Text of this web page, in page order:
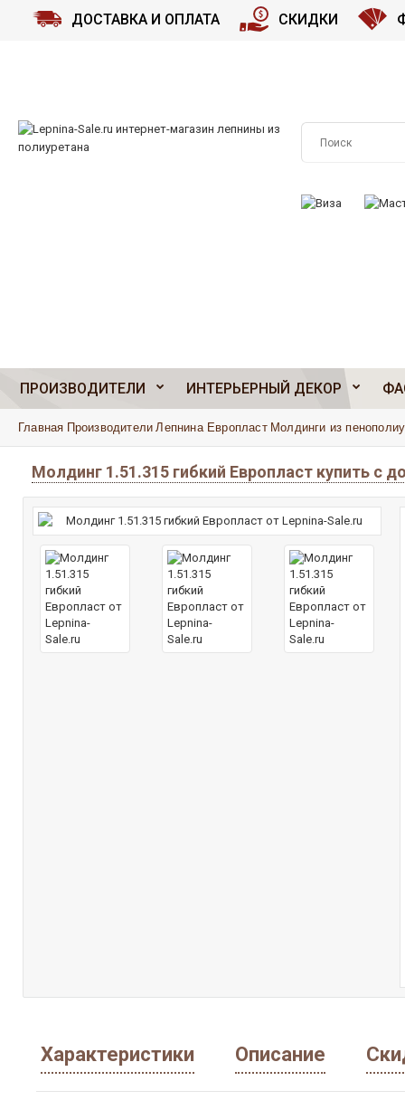
ДОСТАВКА И ОПЛАТА СКИДКИ
ПРОИЗВОДИТЕЛИ ИНТЕРЬЕРНЫЙ ДЕКОР
Главная Производители Лепнина Европласт Молдинги из
Молдинг 1.51.315 гибкий Европласт купить с
Характеристики Описание